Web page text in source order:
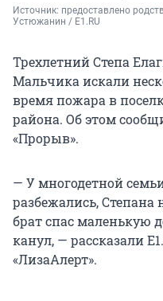
Источник: предоставлено
Устюжанин / E1.RU
Трехлетний Степа
Мальчика искали
время пожара в
района. Об этом
«Прорыв».
— У многодетной
разбежались,
брат спас маленькую
канул, — рассказали
«ЛизаАлерт».